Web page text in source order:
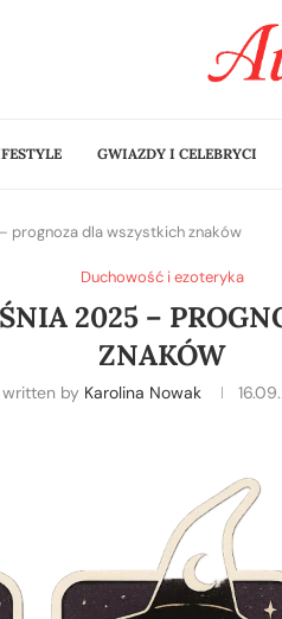
GWIAZDY I CELEBRYCI
prognoza dla wszystkich znaków
Duchowość i ezoteryka
2025 –
ZNAKÓW
written by Karolina Nowak